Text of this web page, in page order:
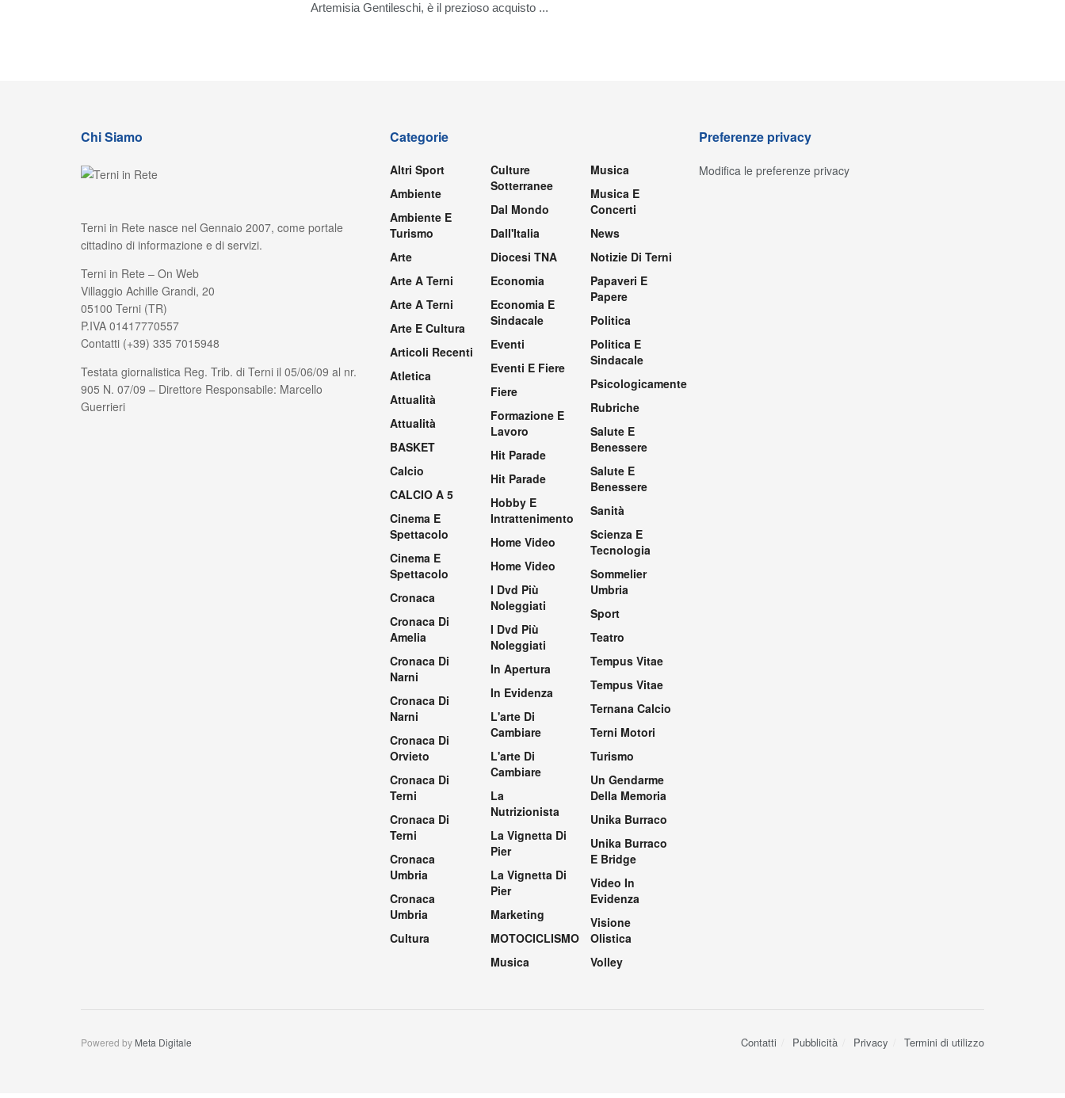
Artemisia Gentileschi, è il prezioso acquisto ...
Chi Siamo
Terni in Rete nasce nel Gennaio 2007, come portale
cittadino di informazione e di servizi.
Terni in Rete – On Web
Villaggio Achille Grandi, 20
05100 Terni (TR)
P.IVA 01417770557
Contatti (+39) 335 7015948
Testata giornalistica Reg. Trib. di Terni il 05/06/09 al nr.
905 N. 07/09 – Direttore Responsabile: Marcello
Guerrieri
Categorie
Altri Sport
Ambiente
Ambiente E
Turismo
Arte
Arte A Terni
Arte A Terni
Arte E Cultura
Articoli Recenti
Atletica
Attualità
Attualità
BASKET
Calcio
CALCIO A 5
Cinema E
Spettacolo
Cinema E
Spettacolo
Cronaca
Cronaca Di
Amelia
Cronaca Di
Narni
Cronaca Di
Narni
Cronaca Di
Orvieto
Cronaca Di
Terni
Cronaca Di
Terni
Cronaca
Umbria
Cronaca
Umbria
Cultura
Culture
Sotterranee
Dal Mondo
Dall'Italia
Diocesi TNA
Economia
Economia E
Sindacale
Eventi
Eventi E Fiere
Fiere
Formazione E
Lavoro
Hit Parade
Hit Parade
Hobby E
Intrattenimento
Home Video
Home Video
I Dvd Più
Noleggiati
I Dvd Più
Noleggiati
In Apertura
In Evidenza
L'arte Di
Cambiare
L'arte Di
Cambiare
La
Nutrizionista
La Vignetta Di
Pier
La Vignetta Di
Pier
Marketing
MOTOCICLISMO
Musica
Musica
Musica E
Concerti
News
Notizie Di Terni
Papaveri E
Papere
Politica
Politica E
Sindacale
Psicologicamente
Rubriche
Salute E
Benessere
Salute E
Benessere
Sanità
Scienza E
Tecnologia
Sommelier
Umbria
Sport
Teatro
Tempus Vitae
Tempus Vitae
Ternana Calcio
Terni Motori
Turismo
Un Gendarme
Della Memoria
Unika Burraco
Unika Burraco
E Bridge
Video In
Evidenza
Visione
Olistica
Volley
Preferenze privacy
Modifica le preferenze privacy
Contatti Pubblicità Privacy Termini di utilizzo
Powered by Meta Digitale